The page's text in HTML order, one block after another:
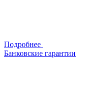
Подробнее
Банковские гарантии